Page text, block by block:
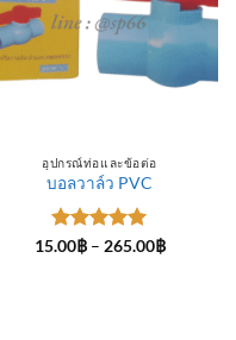
อุปกรณ์ท่อและข้อต่อ
บอลวาล์ว PVC
ให้คะแนน
15.00฿ – 265.00฿Price